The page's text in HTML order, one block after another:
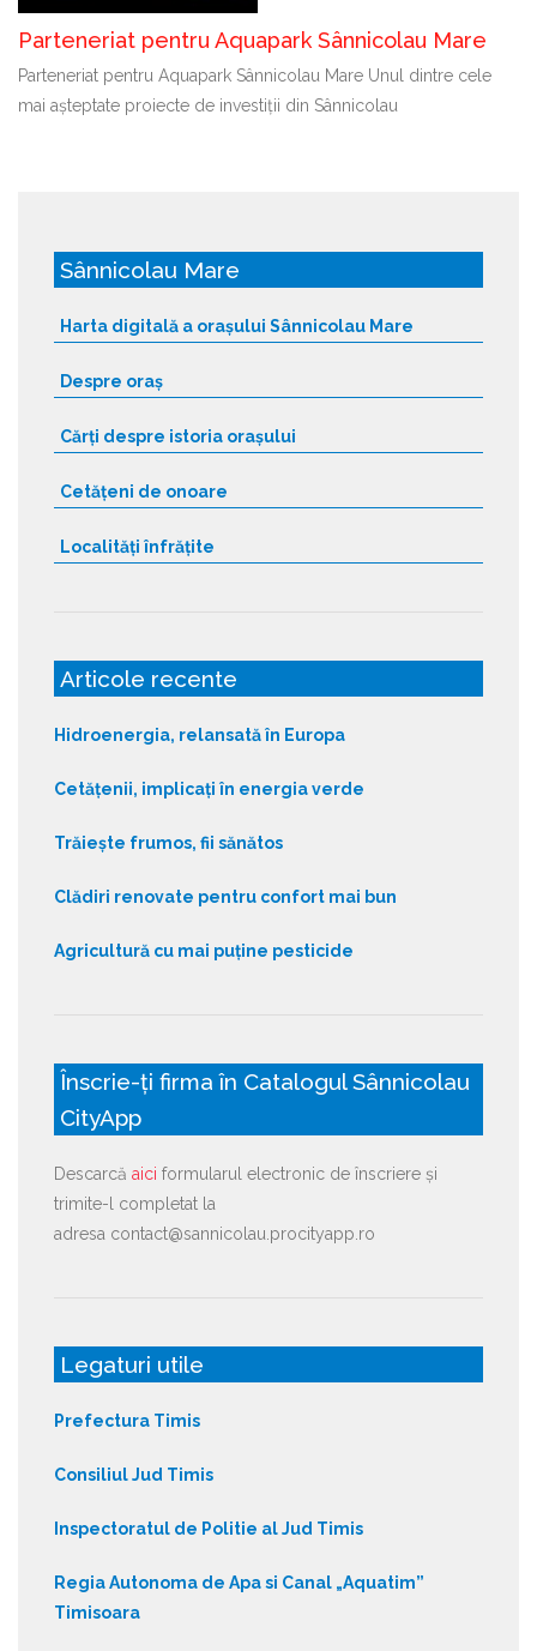
Parteneriat pentru Aquapark Sânnicolau Mare
Parteneriat pentru Aquapark Sânnicolau Mare Unul dintre cele
mai așteptate proiecte de investiții din Sânnicolau
Sânnicolau Mare
Harta digitală a orașului Sânnicolau Mare
Despre oraș
Cărți despre istoria orașului
Cetățeni de onoare
Localități înfrățite
Articole recente
Hidroenergia, relansată în Europa
Cetățenii, implicați în energia verde
Trăiește frumos, fii sănătos
Clădiri renovate pentru confort mai bun
Agricultură cu mai puține pesticide
Înscrie-ți firma în Catalogul Sânnicolau
CityApp
Descarcă aici formularul electronic de înscriere și
trimite-l completat la
adresa contact@sannicolau.procityapp.ro
Legaturi utile
Prefectura Timis
Consiliul Jud Timis
Inspectoratul de Politie al Jud Timis
Regia Autonoma de Apa si Canal „Aquatim”
Timisoara